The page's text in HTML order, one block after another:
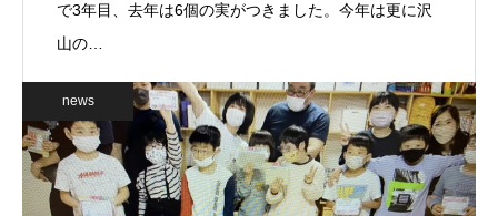
で3年目、去年は6個の実がつきました。今年は更に沢
山の…
news